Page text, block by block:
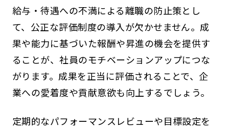
給与・待遇への不満による離職の防止策とし
て、公正な評価制度の導入が欠かせません。成
果や能力に基づいた報酬や昇進の機会を提供す
ることが、社員のモチベーションアップにつな
がります。成果を正当に評価されることで、企
業への愛着度や貢献意欲も向上するでしょう。
定期的なパフォーマンスレビューや目標設定を